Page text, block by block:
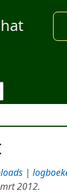
2012.